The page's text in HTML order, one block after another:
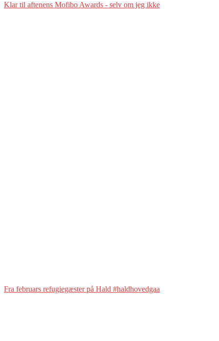
Klar til aftenens Mofibo Awards - selv om jeg ikke
Fra februars refugiegæster på Hald #haldhovedgaa